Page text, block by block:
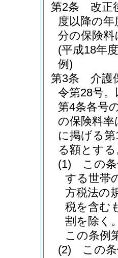
第2条
改正
度以降の
分の保険
(平成18年
例)
第3条
介護
令第28号
第4条各号
の保険料
に掲げる
る額とす
(1)
この
する世帯
方税法の
税を含む
割を除く
この条例
(2)
この